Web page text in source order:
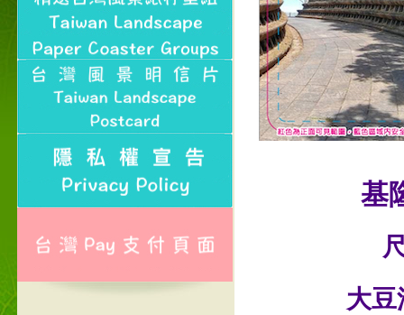
基
大